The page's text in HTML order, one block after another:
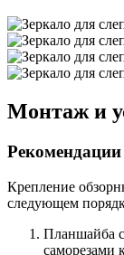
Монтаж и
Рекомендации
Крепление
следующем
Планшайба
саморезами